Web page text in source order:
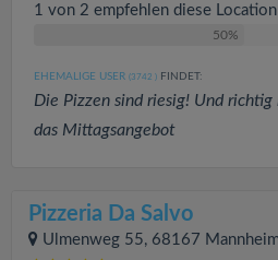
1 von 2 empfehlen diese Location
50%
EHEMALIGE USER (3742 ) FINDET:
Die Pizzen sind riesig! Und
das Mittagsangebot
Pizzeria Da Salvo
Ulmenweg 55, 68167